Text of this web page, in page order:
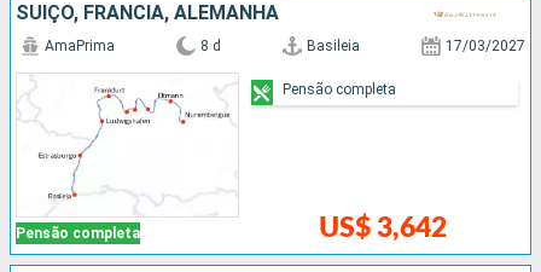
SUÍÇO, FRANCIA, ALEMANHA
Pensão completa
AmaPrima 8 d Basileia 17/03/2027
US$ 3,642
Pensão completa